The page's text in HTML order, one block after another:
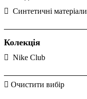
Синтетичні матеріали
Колекція
Nike Club
Очистити вибір